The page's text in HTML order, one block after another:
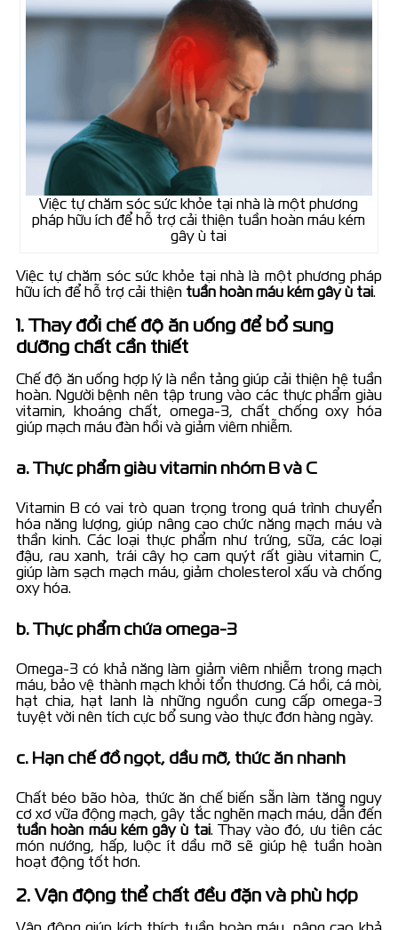
Việc tự chăm sóc sức khỏe tại nhà là một phương
pháp hữu ích để hỗ trợ cải thiện tuần hoàn máu kém
gây ù tai
Việc tự chăm sóc sức khỏe tại nhà là một phương pháp
hữu ích để hỗ trợ cải thiện tuần hoàn máu kém gây ù tai.
1. Thay đổi chế độ ăn uống để bổ sung
dưỡng chất cần thiết
Chế độ ăn uống hợp lý là nền tảng giúp cải thiện hệ tuần
hoàn. Người bệnh nên tập trung vào các thực phẩm giàu
vitamin, khoáng chất, omega-3, chất chống oxy hóa
giúp mạch máu đàn hồi và giảm viêm nhiễm.
a. Thực phẩm giàu vitamin nhóm B và C
Vitamin B có vai trò quan trọng trong quá trình chuyển
hóa năng lượng, giúp nâng cao chức năng mạch máu và
thần kinh. Các loại thực phẩm như trứng, sữa, các loại
đậu, rau xanh, trái cây họ cam quýt rất giàu vitamin C,
giúp làm sạch mạch máu, giảm cholesterol xấu và chống
oxy hóa.
b. Thực phẩm chứa omega-3
Omega-3 có khả năng làm giảm viêm nhiễm trong mạch
máu, bảo vệ thành mạch khỏi tổn thương. Cá hồi, cá mòi,
hạt chia, hạt lanh là những nguồn cung cấp omega-3
tuyệt vời nên tích cực bổ sung vào thực đơn hàng ngày.
c. Hạn chế đồ ngọt, dầu mỡ, thức ăn nhanh
Chất béo bão hòa, thức ăn chế biến sẵn làm tăng nguy
cơ xơ vữa động mạch, gây tắc nghẽn mạch máu, dẫn đến
tuần hoàn máu kém gây ù tai. Thay vào đó, ưu tiên các
món nướng, hấp, luộc ít dầu mỡ sẽ giúp hệ tuần hoàn
hoạt động tốt hơn.
2. Vận động thể chất đều đặn và phù hợp